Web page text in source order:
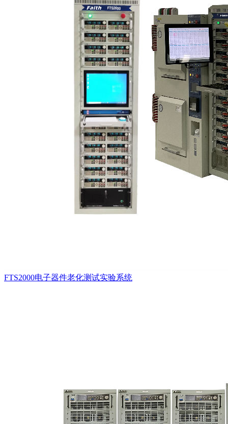
FTS2000电子器件老化测试实验系统